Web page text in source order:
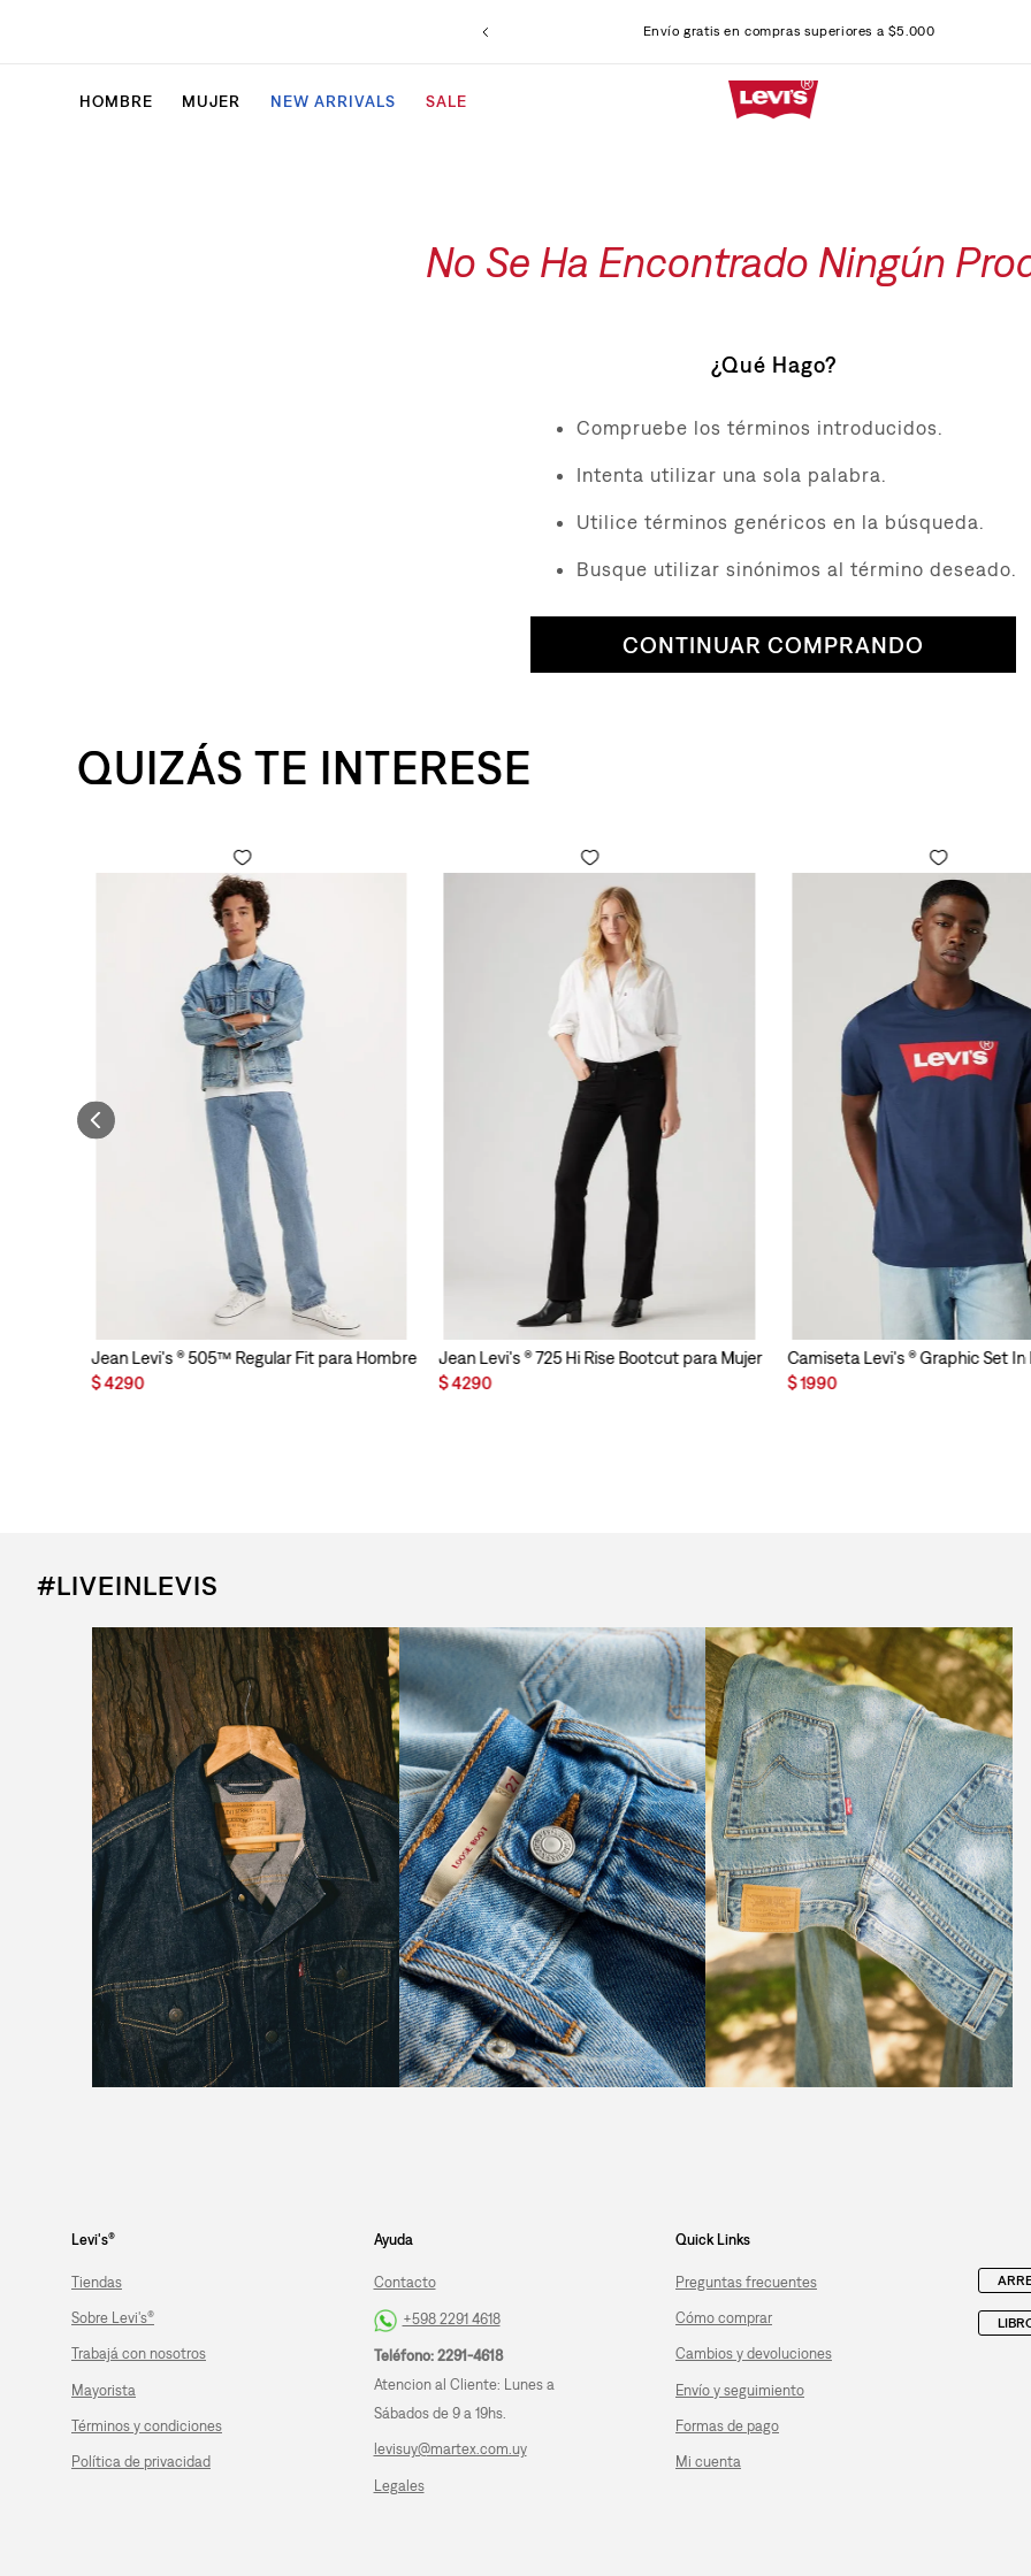
Envío gratis en compras superiores a $5.000
HOMBRE MUJER NEW ARRIVALS SALE
No Se Ha Encontrado Ningún
¿Qué Hago?
Compruebe los términos introducidos.
Intenta utilizar una sola palabra.
Utilice términos genéricos en la búsqueda.
Busque utilizar sinónimos al término deseado.
CONTINUAR COMPRANDO
QUIZÁS TE INTERESE
Jean Levi's ® 505™ Regular Fit para Hombre
$4290
Jean Levi's ® 725 Hi Rise Bootcut para Mujer
$4290
Camiseta Levi's ® Graphic Set
$1990
#LIVEINLEVIS
Levi's®
Tiendas
Sobre Levi's®
Trabajá con nosotros
Mayorista
Términos y condiciones
Política de privacidad
Ayuda
Contacto
+598 2291 4618
Teléfono: 2291-4618
Atencion al Cliente: Lunes a
Sábados de 9 a 19hs.
levisuy@martex.com.uy
Legales
Quick Links
Preguntas frecuentes
Cómo comprar
Cambios y devoluciones
Envío y seguimiento
Formas de pago
Mi cuenta